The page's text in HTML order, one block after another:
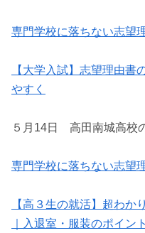
専門学校に落ちない志望
【大学入試】志望理由書
やすく
５月14日 高田南城高校
専門学校に落ちない志望
【高３生の就活】超わか
｜入退室・服装のポイン